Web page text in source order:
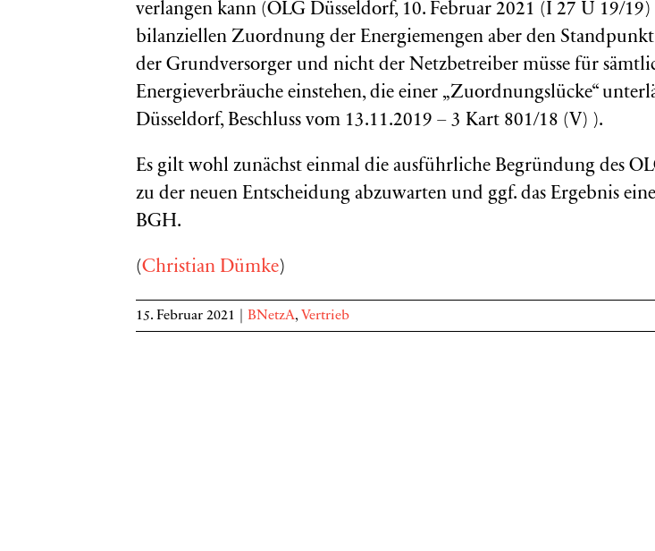
verlangen kann (OLG Düsseldorf, 10. Februar 2021 (I 27 U 19/
bilanziellen Zuordnung der Energiemengen aber den
der Grundversorger und nicht der Netzbetreiber müsse für
Energieverbräuche einstehen, die einer „Zuordnungslücke“
Düsseldorf, Beschluss vom 13.11.2019 – 3 Kart 801/18 (V) ).
Es gilt wohl zunächst einmal die ausführliche Begründung des
zu der neuen Entscheidung abzuwarten und ggf. das Ergebnis
BGH.
(Christian Dümke)
15. Februar 2021 BNetzA, Vertrieb